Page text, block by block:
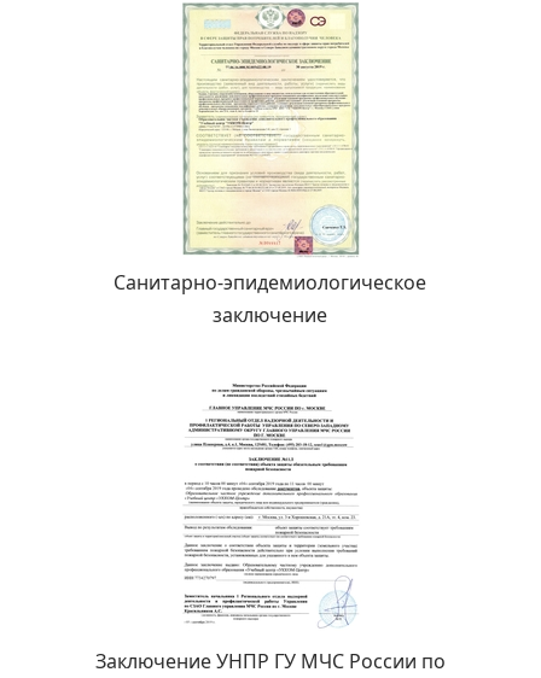
Санитарно-эпидемиологическое
заключение
Заключение УНПР ГУ МЧС России по